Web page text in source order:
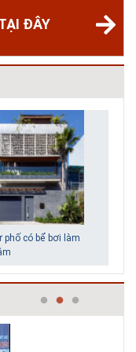
ĐÂY
phố có bể bơi làm